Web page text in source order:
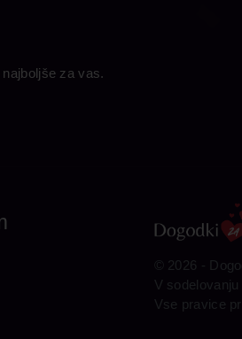
za vas.
© 2026 -
V sodelovanju
Vse pravice